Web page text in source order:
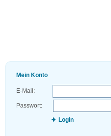
Mein Konto
E-Mail:
Passwort:
Login